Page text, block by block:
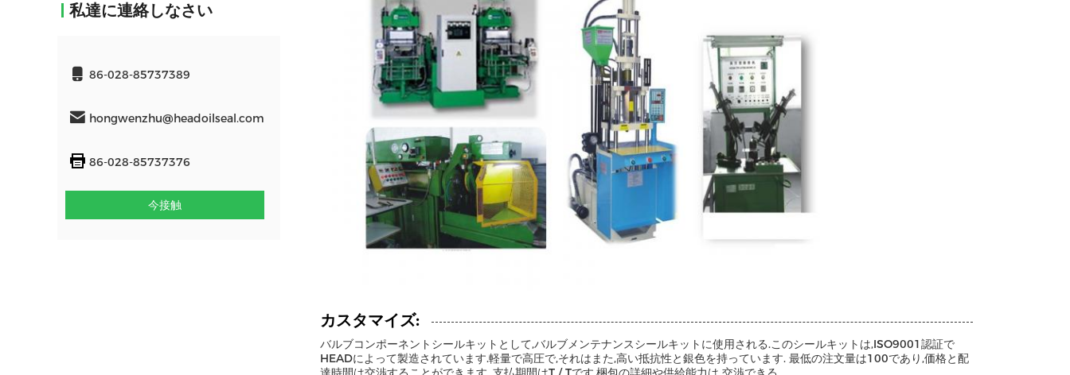
私達に連絡しなさい
86-028-85737389
hongwenzhu@headoilseal.com
86-028-85737376
今接触
カスタマイズ:
バルブコンポーネントシールキットとして,バルブメンテナンスシールキットに使用される.このシールキットは,ISO9001認証で
HEADによって製造されています.軽量で高圧で,それはまた,高い抵抗性と銀色を持っています. 最低の注文量は100であり,価格と配